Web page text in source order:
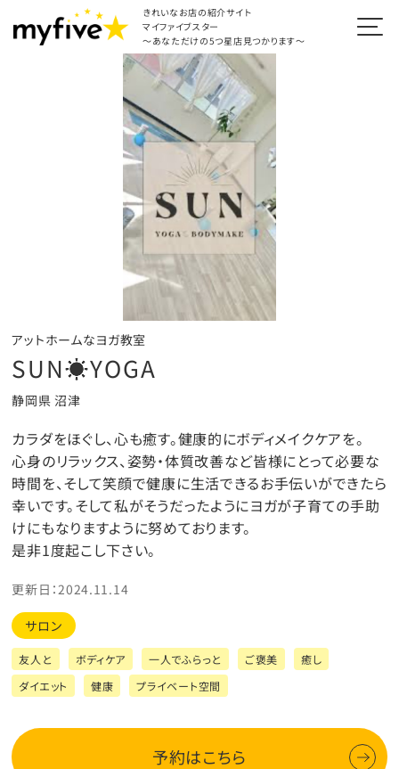
きれいなお店の紹介サイト
マイファイブスター
～あなただけの5つ星店見つかります～
アットホームなヨガ教室
SUN☀︎YOGA
静岡県 沼津
カラダをほぐし、心も癒す。健康的にボディメイクケアを。
心身のリラックス、姿勢・体質改善など皆様にとって必要な
時間を、そして笑顔で健康に生活できるお手伝いができたら
幸いです。そして私がそうだったようにヨガが子育ての手助
けにもなりますように努めております。
是非1度起こし下さい。
更新日：2024.11.14
サロン
友人と ボディケア 一人でふらっと ご褒美
癒し
ダイエット
健康 プライベート空間
予約はこちら